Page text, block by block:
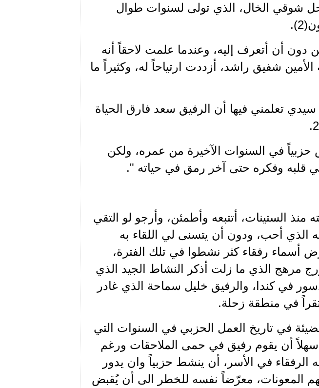
شوقي الخال، الذي تولى لسنوات طوال
أن أتعرف إليه، وعندما علمت لاحقاً أنه
شفيق راشد، أزددت ارتياحاً له، وكثيراً ما
تعلمني فيها أن الرفيق سعد فارق الحياة
في السنوات الآخيرة من عمره، ولكن
في قلبه وفكره حتى آخر رمق في حياته ".
الستينات، أتتبعه وأطمئن، وأرجو لو التقي
الذي أحب، ودون أن يتسنى لي اللقاء به
أسماء رفقاء كثر نشطوا في تلك الفترة،
مرهج الذي ما زلت أذكر النشاط الجيد الذي
في كندا، والرفيق خليل سماحة الذي غادر
في منطقة زحلة.
في تاريخ العمل الحزبي في السنوات التي
سهلاً أن يقوم رفيق في حمى الملاحقات ورغم
الرفقاء في الأسر، أن ينشط حزبياً وان يدور
المعونات، معرّضاً نفسه للخطر الى أن يُقبض